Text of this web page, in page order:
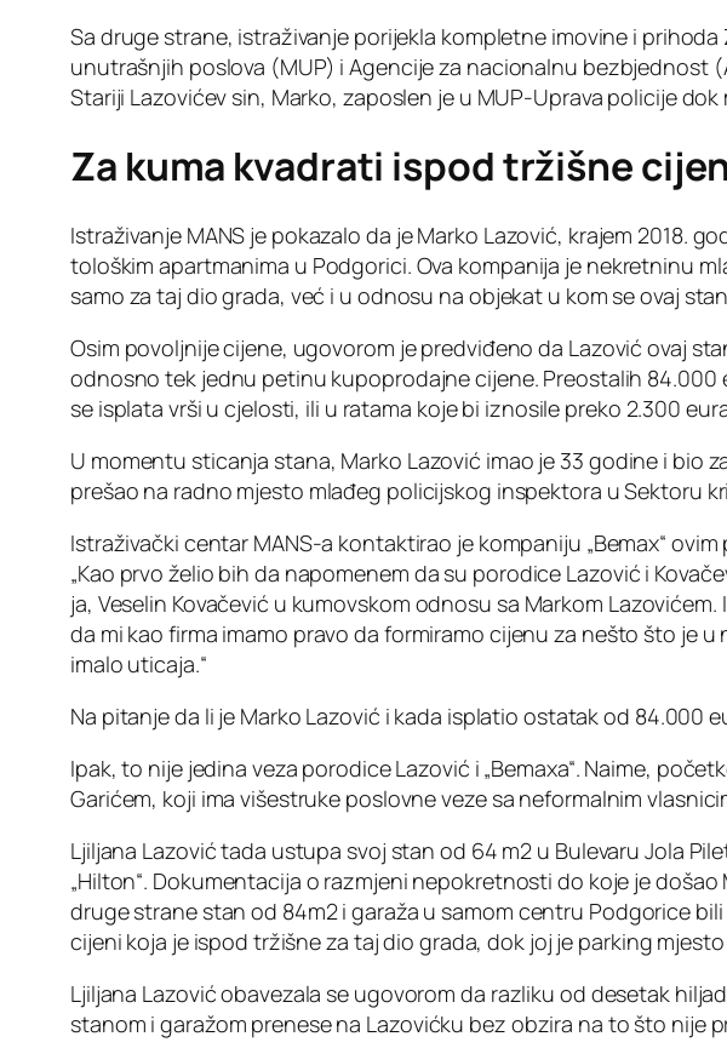
Sa druge strane, istraživanje porijekla kompletne imovine i
unutrašnjih poslova (MUP) i Agencije za nacionalnu bezbjednost
Stariji Lazovićev sin, Marko, zaposlen je u MUP-Uprava policije dok
Za kuma kvadrati ispod tržišne
Istraživanje MANS je pokazalo da je Marko Lazović, krajem 2018.
tološkim apartmanima u Podgorici. Ova kompanija je nekretninu
samo za taj dio grada, već i u odnosu na objekat u kom se ovaj
Osim povoljnije cijene, ugovorom je predviđeno da Lazović ovaj
odnosno tek jednu petinu kupoprodajne cijene. Preostalih
se isplata vrši u cjelosti, ili u ratama koje bi iznosile preko 2.300
U momentu sticanja stana, Marko Lazović imao je 33 godine i
prešao na radno mjesto mlađeg policijskog inspektora u Sektoru
Istraživački centar MANS-a kontaktirao je kompaniju „Bemax“
„Kao prvo želio bih da napomenem da su porodice Lazović i
ja, Veselin Kovačević u kumovskom odnosu sa Markom
da mi kao firma imamo pravo da formiramo cijenu za nešto što je
imalo uticaja.“
Na pitanje da li je Marko Lazović i kada isplatio ostatak od 84.000
Ipak, to nije jedina veza porodice Lazović i „Bemaxa“. Naime,
Garićem, koji ima višestruke poslovne veze sa neformalnim
Ljiljana Lazović tada ustupa svoj stan od 64 m2 u Bulevaru Jola
„Hilton“. Dokumentacija o razmjeni nepokretnosti do koje je
druge strane stan od 84m2 i garaža u samom centru Podgorice
cijeni koja je ispod tržišne za taj dio grada, dok joj je parking
Ljiljana Lazović obavezala se ugovorom da razliku od desetak
stanom i garažom prenese na Lazovićku bez obzira na to što nije